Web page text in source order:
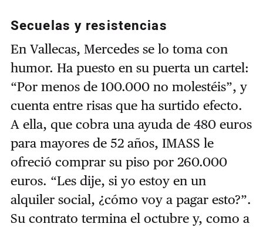
Secuelas y resistencias
En Vallecas, Mercedes se lo toma con
humor. Ha puesto en su puerta un cartel:
“Por menos de 100.000 no molestéis”, y
cuenta entre risas que ha surtido efecto.
A ella, que cobra una ayuda de 480 euros
para mayores de 52 años, IMASS le
ofreció comprar su piso por 260.000
euros. “Les dije, si yo estoy en un
alquiler social, ¿cómo voy a pagar esto?”.
Su contrato termina el octubre y, como a